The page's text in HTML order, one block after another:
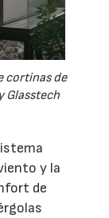
cortinas de
Glasstech
y la
de